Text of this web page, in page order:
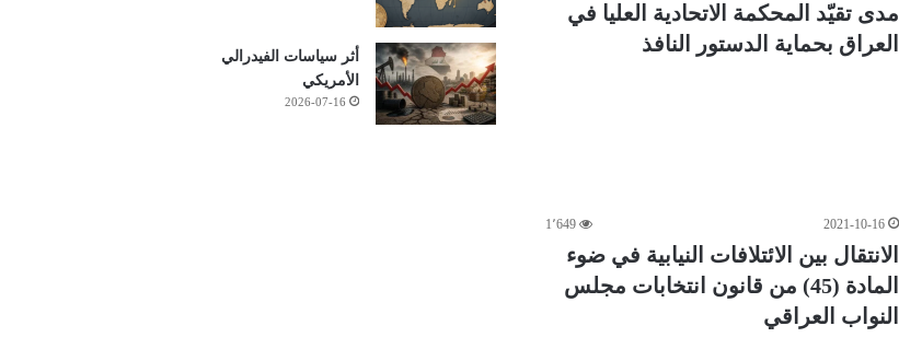
مدى تقيّد المحكمة الاتحادية العليا في
العراق بحماية الدستور النافذ
2021-10-16 1٬649
الانتقال بين الائتلافات النيابية في ضوء
المادة (45) من قانون انتخابات مجلس
النواب العراقي
أثر سياسات الفيدرالي
الأمريكي
2026-07-16